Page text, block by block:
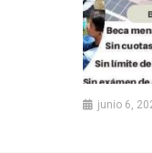
junio 6,